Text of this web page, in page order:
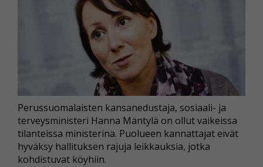
Perussuomalaisten kansanedustaja, sosiaali- ja
terveysministeri Hanna Mäntylä on ollut vaikeissa
tilanteissa ministerinä. Puolueen kannattajat eivät
hyväksy hallituksen rajuja leikkauksia, jotka
kohdistuvat köyhiin.